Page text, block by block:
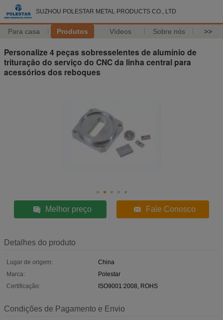
SUZHOU POLESTAR METAL PRODUCTS CO., LTD
Para casa Produtos Vídeos Sobre nós >>
Personalize 4 peças sobresselentes de alumínio de
trituração do serviço do CNC da linha central para
acessórios dos reboques
Melhor preço Fale Conosco
Detalhes do produto
Lugar de origem:
China
Marca:
Polestar
Certificação:
ISO9001:2008, ROHS
Condições de Pagamento e Envio